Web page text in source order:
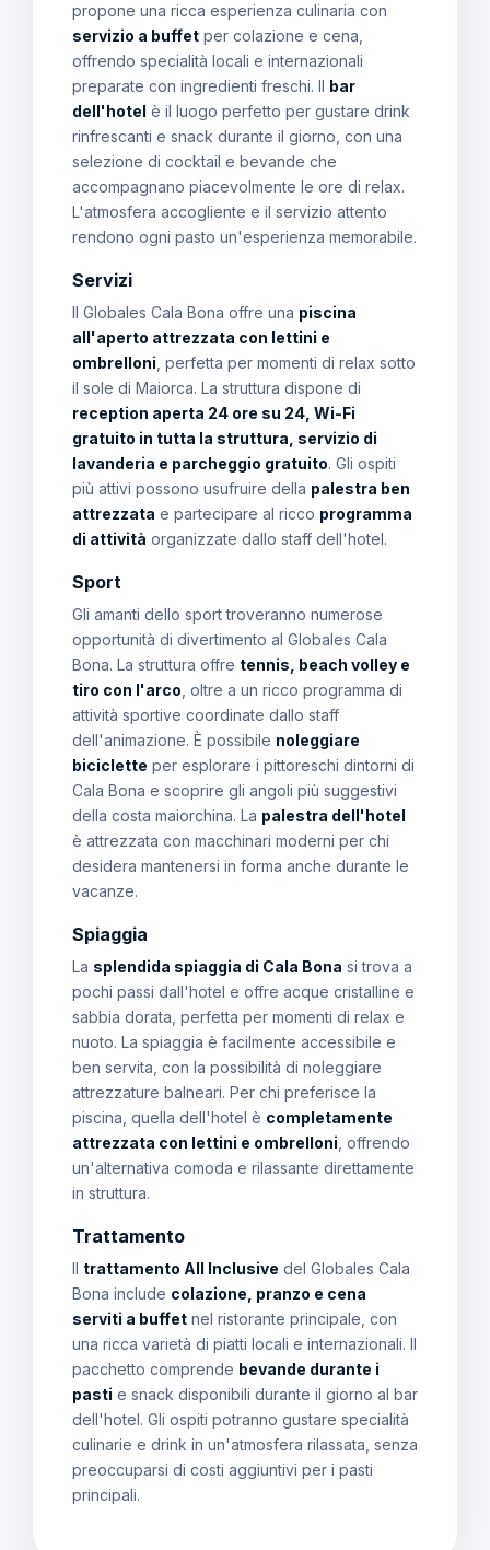
propone una ricca esperienza culinaria con
servizio a buffet per colazione e cena,
offrendo specialità locali e internazionali
preparate con ingredienti freschi. Il bar
dell'hotel è il luogo perfetto per gustare drink
rinfrescanti e snack durante il giorno, con una
selezione di cocktail e bevande che
accompagnano piacevolmente le ore di relax.
L'atmosfera accogliente e il servizio attento
rendono ogni pasto un'esperienza memorabile.
Servizi
Il Globales Cala Bona offre una piscina
all'aperto attrezzata con lettini e
ombrelloni , perfetta per momenti di relax sotto
il sole di Maiorca. La struttura dispone di
reception aperta 24 ore su 24, Wi-Fi
gratuito in tutta la struttura, servizio di
lavanderia e parcheggio gratuito. Gli ospiti
più attivi possono usufruire della palestra ben
attrezzata e partecipare al ricco programma
di attività organizzate dallo staff dell'hotel.
Sport
Gli amanti dello sport troveranno numerose
opportunità di divertimento al Globales Cala
Bona. La struttura offre tennis, beach volley e
tiro con l'arco , oltre a un ricco programma di
attività sportive coordinate dallo staff
dell'animazione. È possibile noleggiare
biciclette per esplorare i pittoreschi dintorni di
Cala Bona e scoprire gli angoli più suggestivi
della costa maiorchina. La palestra dell'hotel
è attrezzata con macchinari moderni per chi
desidera mantenersi in forma anche durante le
vacanze.
Spiaggia
La splendida spiaggia di Cala Bona si trova a
pochi passi dall'hotel e offre acque cristalline e
sabbia dorata, perfetta per momenti di relax e
nuoto. La spiaggia è facilmente accessibile e
ben servita, con la possibilità di noleggiare
attrezzature balneari. Per chi preferisce la
piscina, quella dell'hotel è completamente
attrezzata con lettini e ombrelloni , offrendo
un'alternativa comoda e rilassante direttamente
in struttura.
Trattamento
Il trattamento All Inclusive del Globales Cala
Bona include colazione, pranzo e cena
serviti a buffet nel ristorante principale, con
una ricca varietà di piatti locali e internazionali. Il
pacchetto comprende bevande durante i
pasti e snack disponibili durante il giorno al bar
dell'hotel. Gli ospiti potranno gustare specialità
culinarie e drink in un'atmosfera rilassata, senza
preoccuparsi di costi aggiuntivi per i pasti
principali.